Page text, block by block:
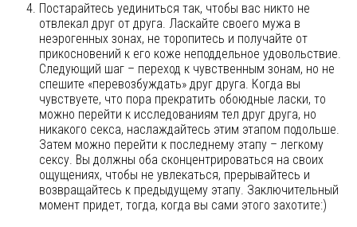
Постарайтесь уединиться так, чтобы вас никто не
отвлекал друг от друга. Ласкайте своего мужа в
неэрогенных зонах, не торопитесь и получайте от
прикосновений к его коже неподдельное удовольствие.
Следующий шаг – переход к чувственным зонам, но не
спешите «перевозбуждать» друг друга. Когда вы
чувствуете, что пора прекратить обоюдные ласки, то
можно перейти к исследованиям тел друг друга, но
никакого секса, наслаждайтесь этим этапом подольше.
Затем можно перейти к последнему этапу – легкому
сексу. Вы должны оба сконцентрироваться на своих
ощущениях, чтобы не увлекаться, прерывайтесь и
возвращайтесь к предыдущему этапу. Заключительный
момент придет, тогда, когда вы сами этого захотите:)